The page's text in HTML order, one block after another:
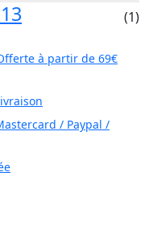
(1)
à partir de 69€
/ Paypal /